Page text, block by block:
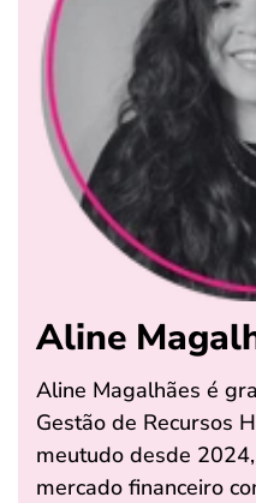
Aline
Aline Magalhães é
Gestão de Recursos
meutudo desde
mercado financeiro